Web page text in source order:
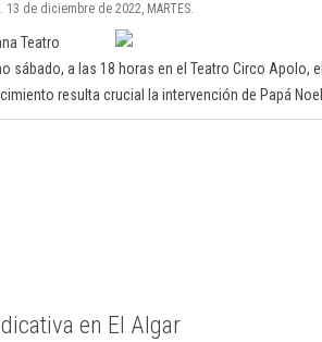
13 de diciembre de 2022, MARTES.
Teatro
sábado, a las 18 horas en el Teatro Circo Apolo,
resulta crucial la intervención de Papá
en El Algar